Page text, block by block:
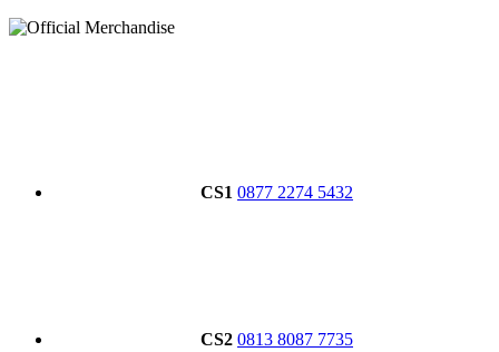
CS1 0877 2274 5432
CS2 0813 8087 7735